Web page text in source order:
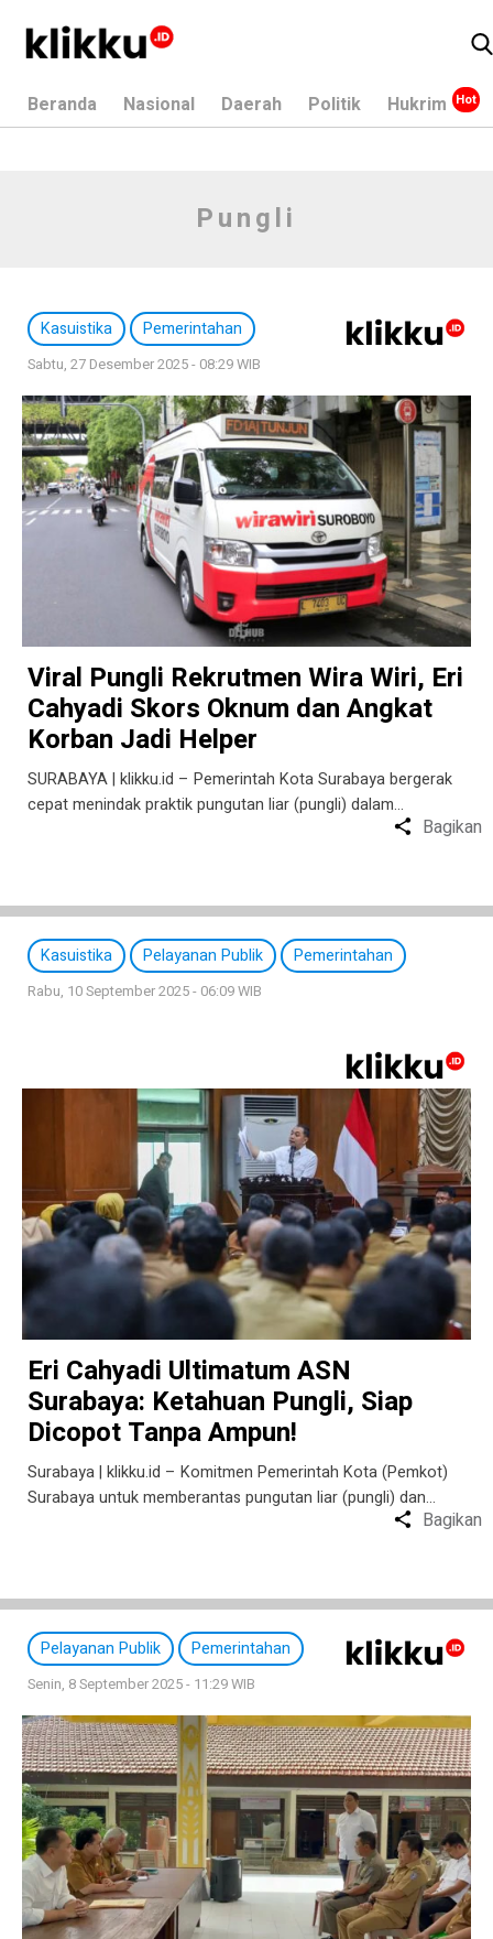
Beranda Nasional Daerah Politik Hukrim
Pungli
Kasuistika Pemerintahan
Sabtu, 27 Desember 2025 - 08:29 WIB
Viral Pungli Rekrutmen Wira Wiri, Eri
Cahyadi Skors Oknum dan Angkat
Korban Jadi Helper
SURABAYA | klikku.id – Pemerintah Kota Surabaya bergerak
cepat menindak praktik pungutan liar (pungli) dalam…
Bagikan
Kasuistika Pelayanan Publik Pemerintahan
Rabu, 10 September 2025 - 06:09 WIB
Eri Cahyadi Ultimatum ASN
Surabaya: Ketahuan Pungli, Siap
Dicopot Tanpa Ampun!
Surabaya | klikku.id – Komitmen Pemerintah Kota (Pemkot)
Surabaya untuk memberantas pungutan liar (pungli) dan…
Bagikan
Pelayanan Publik Pemerintahan
Senin, 8 September 2025 - 11:29 WIB